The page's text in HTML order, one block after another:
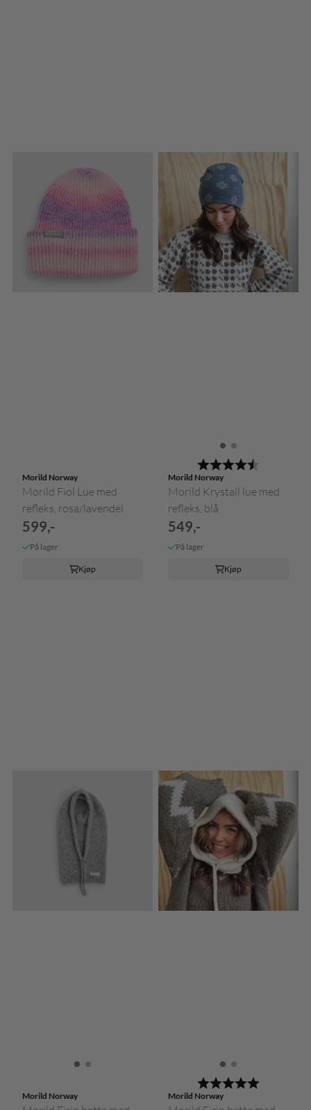
Morild Norway
Morild Fiol Lue med
refleks, rosa/lavendel
599,-
På lager
Kjøp
Karakter:
Morild Norway
Morild Krystall lue med
refleks, blå
549,-
På lager
Kjøp
Morild Norway
Karakter:
Morild Norway